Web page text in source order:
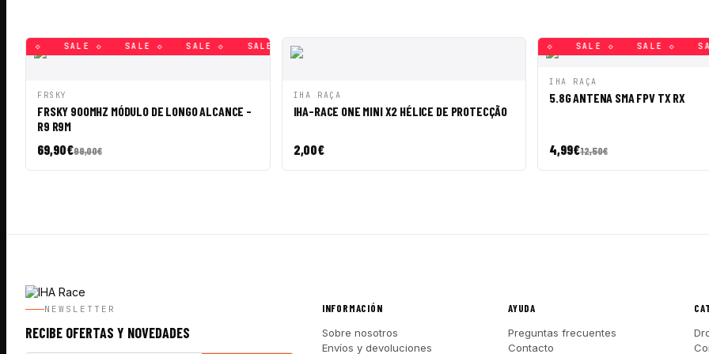
SALE ◇ SALE ◇ SALE ◇ SALE ◇ SALE ◇ SALE ◇ SALE ◇ SALE ◇
VISTA RÁPIDA
FRSKY
FRSKY 900MHZ MÓDULO DE LONGO ALCANCE -
R9 R9M
69,90€99,00€
VISTA RÁPIDA
IHA RAÇA
IHA-RACE ONE MINI X2 HÉLICE DE PROTECÇÃO
2,00€
SALE ◇ SALE ◇ SALE ◇
VISTA RÁPIDA
IHA RAÇA
5.8G ANTENA SMA FPV TX RX
4,99€12,50€
NEWSLETTER
RECIBE OFERTAS Y NOVEDADES
INFORMACIÓN
Sobre nosotros
Envíos y devoluciones
AYUDA
Preguntas frecuentes
Contacto